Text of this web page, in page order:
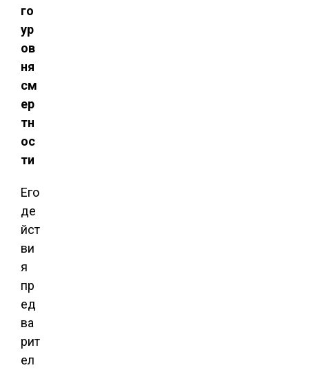
го
ур
ов
ня
см
ер
тн
ос
ти
Его
де
йст
ви
я
пр
ед
ва
рит
ел